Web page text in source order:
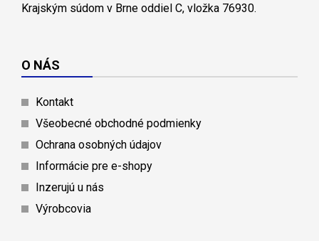
Krajským súdom v Brne oddiel C, vložka 76930.
O NÁS
Kontakt
Všeobecné obchodné podmienky
Ochrana osobných údajov
Informácie pre e-shopy
Inzerujú u nás
Výrobcovia